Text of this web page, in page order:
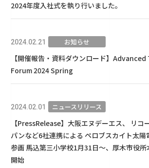
2024年度入社式を執り行いました。
2024.02.21 お知らせ
【開催報告・資料ダウンロード】
Forum 2024 Spring
2024.02.01 ニュースリリース
【PressRelease】大阪エヌデーエス、 リコ
パンなど6社連携による ペロブスカイト太陽
参画 馬込第三小学校1月31日〜、厚木市役所
開始